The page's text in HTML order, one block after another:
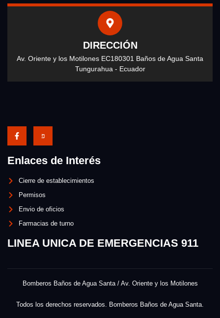
DIRECCIÓN
Av. Oriente y los Motilones EC180301 Baños de Agua Santa
Tungurahua - Ecuador
Enlaces de Interés
Cierre de establecimientos
Permisos
Envio de oficios
Farmacias de turno
LINEA UNICA DE EMERGENCIAS 911
Bomberos Baños de Agua Santa / Av. Oriente y los Motilones
Todos los derechos reservados. Bomberos Baños de Agua Santa.